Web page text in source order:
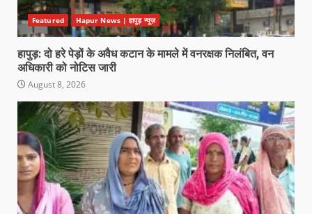
Featured Hapur News | हापुड़ न्यूज़
हापुड़: दो हरे पेड़ों के अवैध कटान के मामले में वनरक्षक निलंबित, वन
अधिकारी को नोटिस जारी
August 8, 2026